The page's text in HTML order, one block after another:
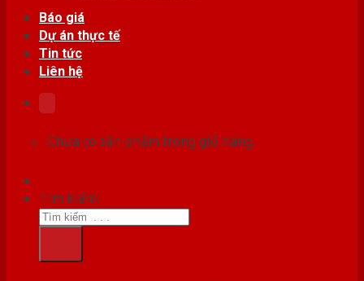
Báo giá
Dự án thực tế
Tin tức
Liên hệ
Chưa có sản phẩm trong giỏ hàng.
Tìm kiếm: